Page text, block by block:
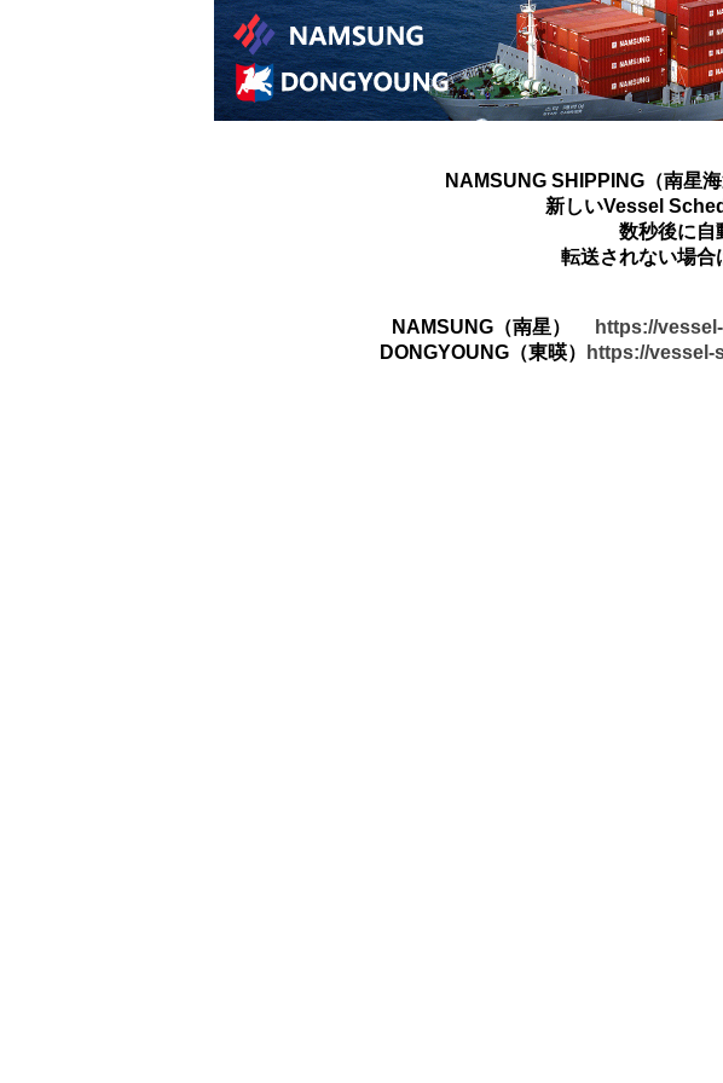
NAMSUNG SHIPPING（南星
新しいVessel
数秒後に自
転送されない場合
NAMSUNG（南星）
https://
DONGYOUNG（東暎）
https://